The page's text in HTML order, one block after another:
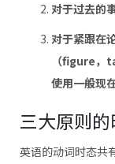
对于过去的
对于紧跟在
（figure，
使用一般现在
三大原则
英语的动词时态共